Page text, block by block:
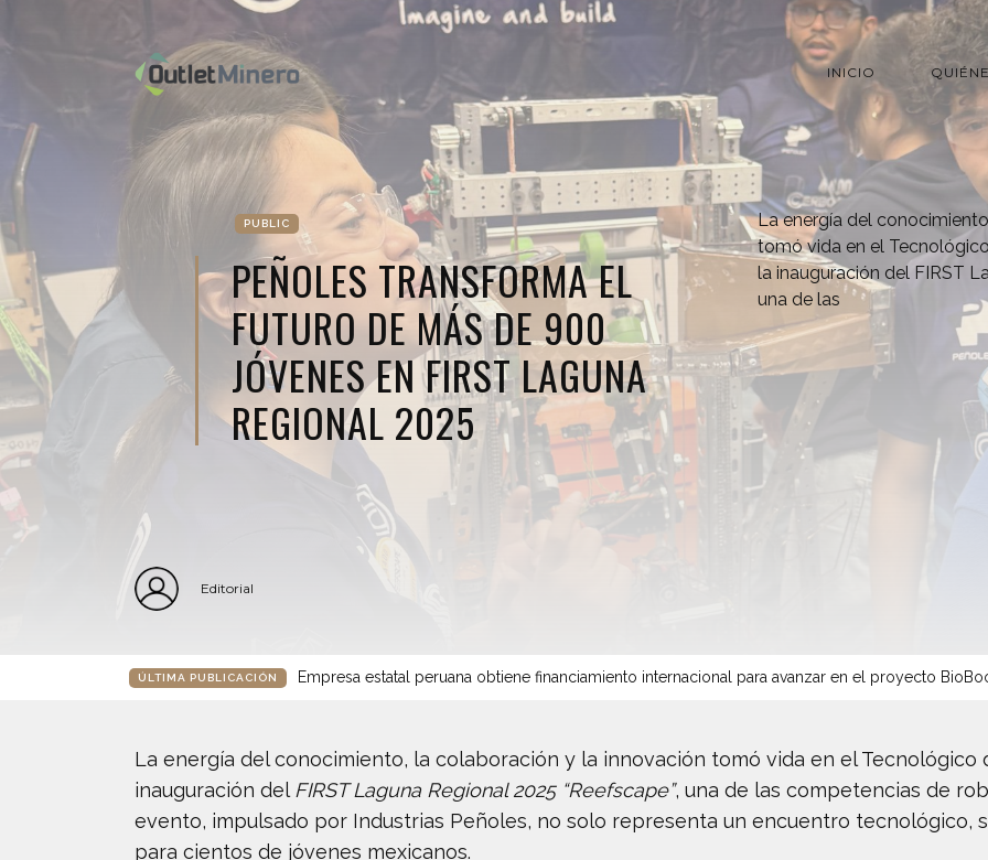
INICIO
PUBLIC
PEÑOLES TRANSFORMA EL
FUTURO DE MÁS DE 900
JÓVENES EN FIRST LAGUNA
REGIONAL 2025
La energía del
tomó vida en el
la inauguración del FIRST
una de las
Editorial
ÚLTIMA PUBLICACIÓN Empresa estatal peruana obtiene financiamiento internacional para avanzar en el proyecto
La energía del conocimiento, la colaboración y la innovación tomó vida en el
inauguración del FIRST Laguna Regional 2025 “Reefscape”, una de las competencias de
evento, impulsado por Industrias Peñoles, no solo representa un encuentro tecnológico,
para cientos de jóvenes mexicanos.